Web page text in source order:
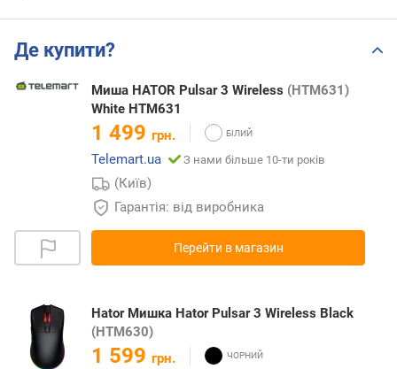
Де купити?
Миша HATOR Pulsar 3 Wireless (HTM631)
White HTM631
1 499 грн.
Telemart.ua
З нами більше 10-ти років
(Київ)
Гарантія: від виробника
Перейти в магазин
Hator Мишка Hator Pulsar 3 Wireless Black
(HTM630)
1 599 грн.